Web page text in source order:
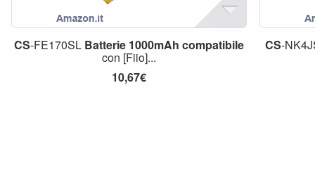
CS-FE170SL Batterie 1000mAh compatibile
con [Fiio]...
10,67€
CS-